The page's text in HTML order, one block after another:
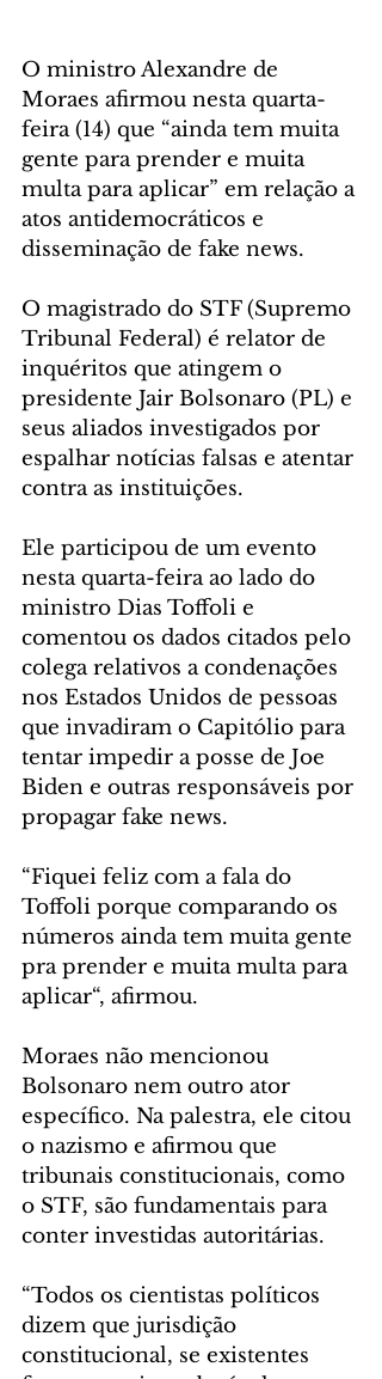
O ministro Alexandre de
Moraes afirmou nesta quarta-
feira (14) que “ainda tem muita
gente para prender e muita
multa para aplicar” em relação a
atos antidemocráticos e
disseminação de fake news.
O magistrado do STF (Supremo
Tribunal Federal) é relator de
inquéritos que atingem o
presidente Jair Bolsonaro (PL) e
seus aliados investigados por
espalhar notícias falsas e atentar
contra as instituições.
Ele participou de um evento
nesta quarta-feira ao lado do
ministro Dias Toffoli e
comentou os dados citados pelo
colega relativos a condenações
nos Estados Unidos de pessoas
que invadiram o Capitólio para
tentar impedir a posse de Joe
Biden e outras responsáveis por
propagar fake news.
“Fiquei feliz com a fala do
Toffoli porque comparando os
números ainda tem muita gente
pra prender e muita multa para
aplicar“, afirmou.
Moraes não mencionou
Bolsonaro nem outro ator
específico. Na palestra, ele citou
o nazismo e afirmou que
tribunais constitucionais, como
o STF, são fundamentais para
conter investidas autoritárias.
“Todos os cientistas políticos
dizem que jurisdição
constitucional, se existentes